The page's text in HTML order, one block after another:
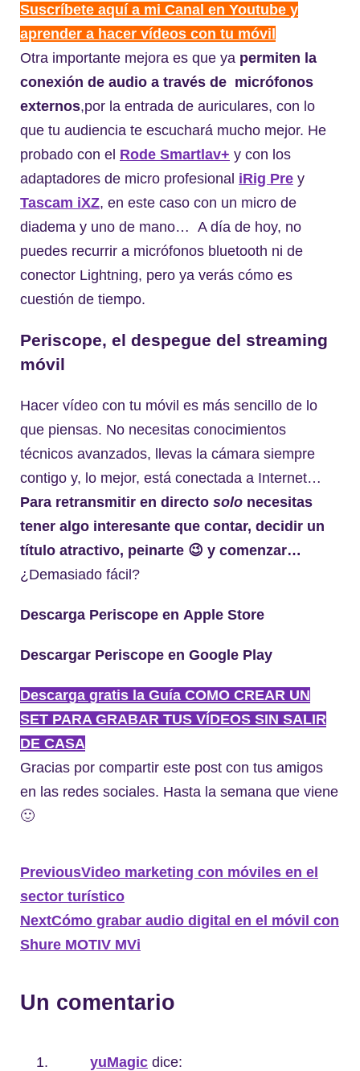
Suscríbete aquí a mi Canal en Youtube y
aprender a hacer vídeos con tu móvil
Otra importante mejora es que ya permiten la
conexión de audio a través de micrófonos
externos,por la entrada de auriculares, con lo
que tu audiencia te escuchará mucho mejor. He
probado con el Rode Smartlav+ y con los
adaptadores de micro profesional iRig Pre y
Tascam iXZ, en este caso con un micro de
diadema y uno de mano… A día de hoy, no
puedes recurrir a micrófonos bluetooth ni de
conector Lightning, pero ya verás cómo es
cuestión de tiempo.
Periscope, el despegue del streaming
móvil
Hacer vídeo con tu móvil es más sencillo de lo
que piensas. No necesitas conocimientos
técnicos avanzados, llevas la cámara siempre
contigo y, lo mejor, está conectada a Internet…
Para retransmitir en directo solo necesitas
tener algo interesante que contar, decidir un
título atractivo, peinarte 😉 y comenzar…
¿Demasiado fácil?
Descarga Periscope en Apple Store
Descargar Periscope en Google Play
Descarga gratis la Guía COMO CREAR UN
SET PARA GRABAR TUS VÍDEOS SIN SALIR
DE CASA
Gracias por compartir este post con tus amigos
en las redes sociales. Hasta la semana que viene
🙂
PreviousVideo marketing con móviles en el
sector turístico
NextCómo grabar audio digital en el móvil con
Shure MOTIV MVi
Un comentario
yuMagic dice: